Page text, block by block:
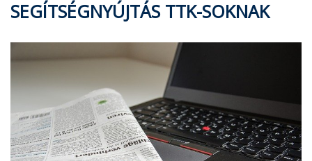
SEGÍTSÉGNYÚJTÁS TTK-SOKNAK